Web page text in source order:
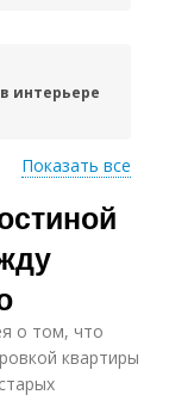
интерьере
Показать все
о том, что
квартиры